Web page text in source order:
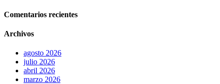
Comentarios recientes
Archivos
agosto 2026
julio 2026
abril 2026
marzo 2026